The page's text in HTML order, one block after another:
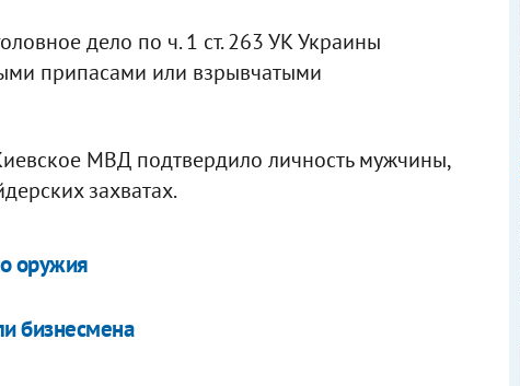
дело по ч. 1 ст. 263 УК Украины
припасами или взрывчатыми
МВД подтвердило личность мужчины,
захватах.
оружия
бизнесмена